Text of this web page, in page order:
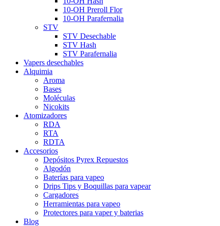
10-OH Preroll Flor
10-OH Parafernalia
STV
STV Desechable
STV Hash
STV Parafernalia
Vapers desechables
Alquimia
Aroma
Bases
Moléculas
Nicokits
Atomizadores
RDA
RTA
RDTA
Accesorios
Depósitos Pyrex Repuestos
Algodón
Baterías para vapeo
Drips Tips y Boquillas para vapear
Cargadores
Herramientas para vapeo
Protectores para vaper y baterias
Blog